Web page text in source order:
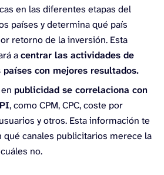
en las diferentes etapas del
países y determina qué país
retorno de la inversión. Esta
acentrar las actividades de
con mejores resultados.
publicidad se correlaciona con
, como CPM, CPC, coste por
y otros. Esta información te
qué canales publicitarios merece la
no.